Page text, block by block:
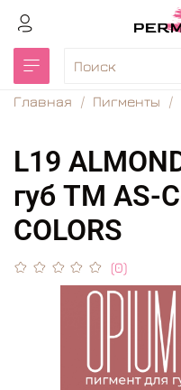
Главная Пигменты
L19
губ TM AS-
COLORS
(0)